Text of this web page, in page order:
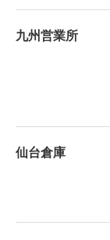
九州営業所
仙台倉庫